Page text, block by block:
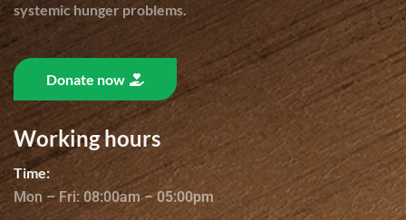
systemic hunger problems.
Donate now
Working hours
Time:
Mon – Fri: 08:00am – 05:00pm